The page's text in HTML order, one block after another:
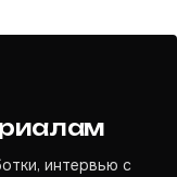
интервью с